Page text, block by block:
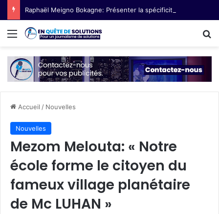
Menu
Accueil / Nouvelles
Nouvelles
Mezom Melouta: « Notre
école forme le citoyen du
fameux village planétaire
de Mc LUHAN »